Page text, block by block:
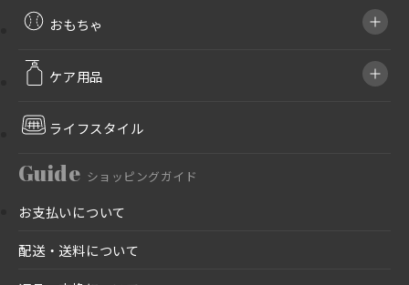
おもちゃ
ケア用品
ライフスタイル
Guide ショッピングガイド
お支払いについて
配送・送料について